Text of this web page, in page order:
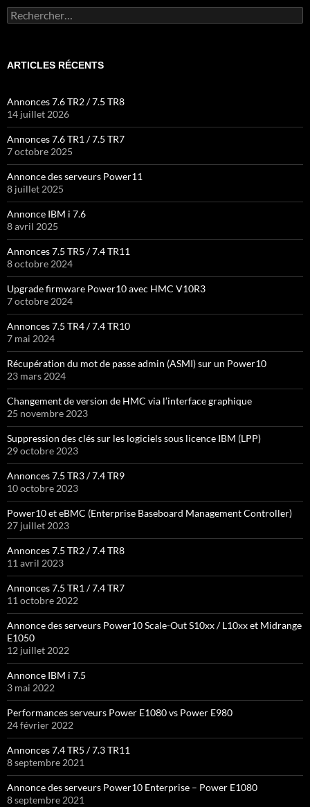
Rechercher :
ARTICLES RÉCENTS
Annonces 7.6 TR2 / 7.5 TR8
14 juillet 2026
Annonces 7.6 TR1 / 7.5 TR7
7 octobre 2025
Annonce des serveurs Power11
8 juillet 2025
Annonce IBM i 7.6
8 avril 2025
Annonces 7.5 TR5 / 7.4 TR11
8 octobre 2024
Upgrade firmware Power10 avec HMC V10R3
7 octobre 2024
Annonces 7.5 TR4 / 7.4 TR10
7 mai 2024
Récupération du mot de passe admin (ASMI) sur un Power10
23 mars 2024
Changement de version de HMC via l’interface graphique
25 novembre 2023
Suppression des clés sur les logiciels sous licence IBM (LPP)
29 octobre 2023
Annonces 7.5 TR3 / 7.4 TR9
10 octobre 2023
Power10 et eBMC (Enterprise Baseboard Management Controller)
27 juillet 2023
Annonces 7.5 TR2 / 7.4 TR8
11 avril 2023
Annonces 7.5 TR1 / 7.4 TR7
11 octobre 2022
Annonce des serveurs Power10 Scale-Out S10xx / L10xx et Midrange
E1050
12 juillet 2022
Annonce IBM i 7.5
3 mai 2022
Performances serveurs Power E1080 vs Power E980
24 février 2022
Annonces 7.4 TR5 / 7.3 TR11
8 septembre 2021
Annonce des serveurs Power10 Enterprise – Power E1080
8 septembre 2021